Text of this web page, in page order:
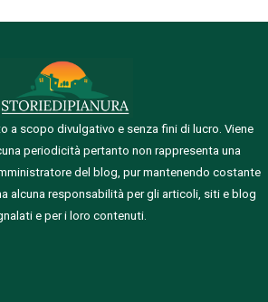
a scopo divulgativo e senza fini di lucro. Viene
periodicità pertanto non rappresenta una
del blog, pur mantenendo costante
alcuna responsabilità per gli articoli, siti e blog
e per i loro contenuti.